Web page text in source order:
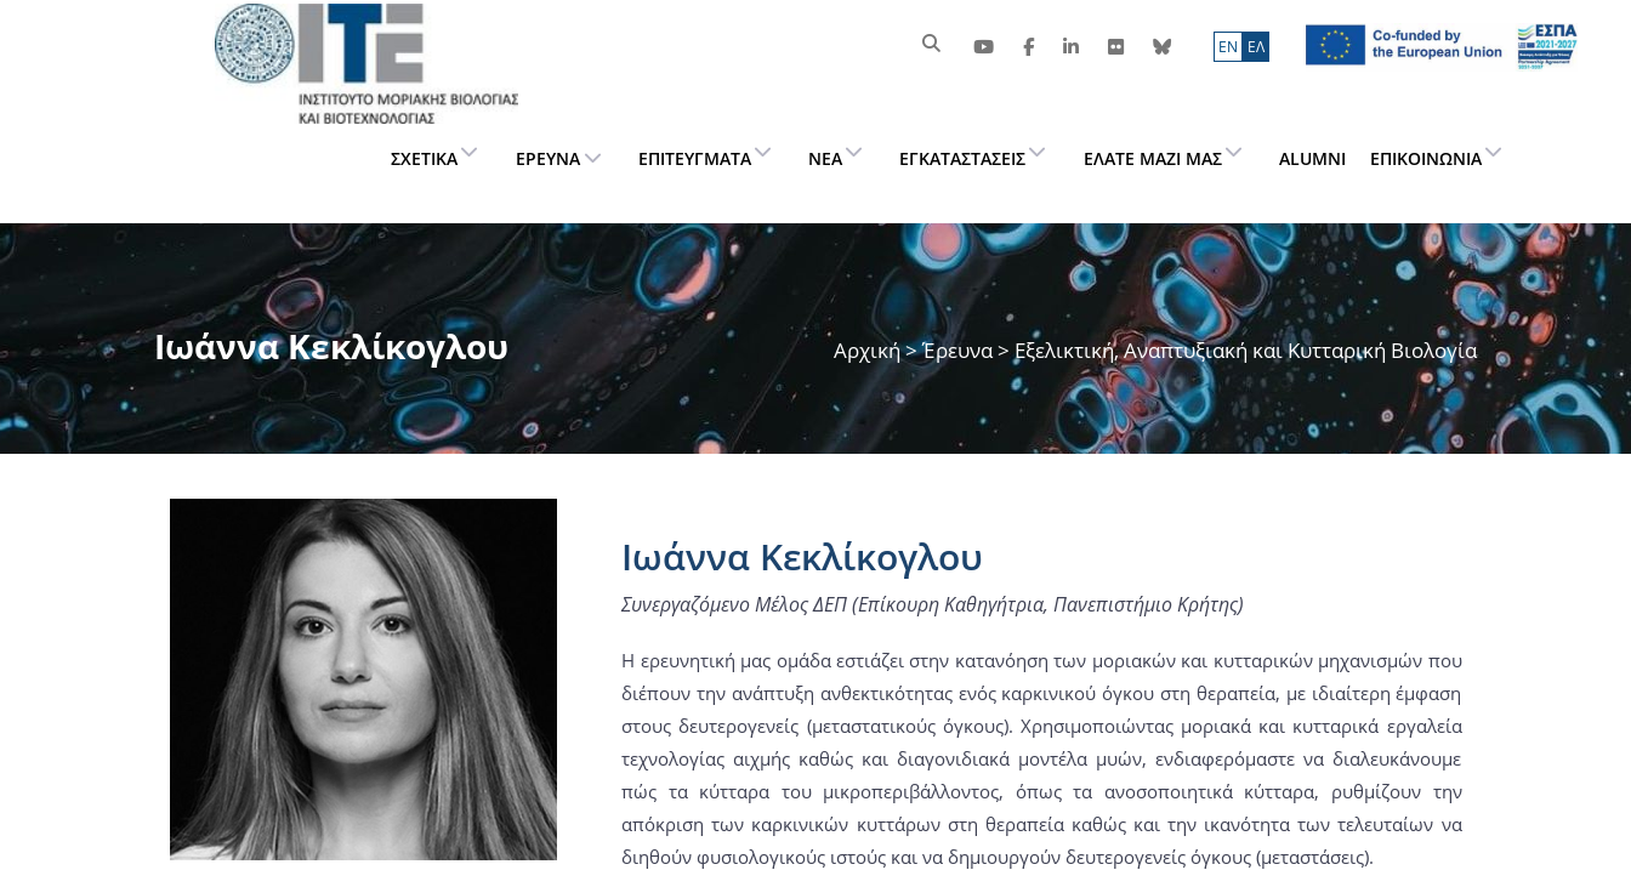
ΕN ΕΛ
ΣΧΕΤΙΚΆ ΈΡΕΥΝΑ ΕΠΙΤΕΎΓΜΑΤΑ ΝΈΑ ΕΓΚΑΤΑΣΤΆΣΕΙΣ ΕΛΆΤΕ ΜΑΖΊ ΜΑΣ ALUMNI ΕΠΙΚΟΙΝΩΝΊΑ
Ιωάννα Κεκλίκογλου Αρχική>Έρευνα> Εξελικτική, Αναπτυξιακή και Κυτταρική Βιολογία
Ιωάννα Κεκλίκογλου
Συνεργαζόμενο Μέλος ΔΕΠ (Επίκουρη Καθηγήτρια, Πανεπιστήμιο Κρήτης)
Η ερευνητική μας ομάδα εστιάζει στην κατανόηση των μοριακών και κυτταρικών μηχανισμών που
διέπουν την ανάπτυξη ανθεκτικότητας ενός καρκινικού όγκου στη θεραπεία, με ιδιαίτερη έμφαση
στους δευτερογενείς (μεταστατικούς όγκους). Χρησιμοποιώντας μοριακά και κυτταρικά εργαλεία
τεχνολογίας αιχμής καθώς και διαγονιδιακά μοντέλα μυών, ενδιαφερόμαστε να διαλευκάνουμε
πώς τα κύτταρα του μικροπεριβάλλοντος, όπως τα ανοσοποιητικά κύτταρα, ρυθμίζουν την
απόκριση των καρκινικών κυττάρων στη θεραπεία καθώς και την ικανότητα των τελευταίων να
διηθούν φυσιολογικούς ιστούς και να δημιουργούν δευτερογενείς όγκους (μεταστάσεις).